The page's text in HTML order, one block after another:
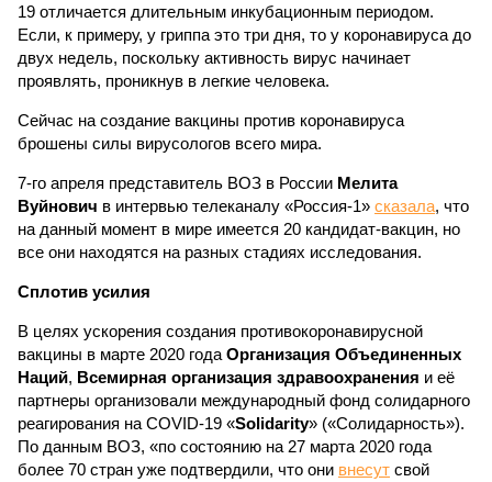
19 отличается длительным инкубационным периодом.
Если, к примеру, у гриппа это три дня, то у коронавируса до
двух недель, поскольку активность вирус начинает
проявлять, проникнув в легкие человека.
Сейчас на создание вакцины против коронавируса
брошены силы вирусологов всего мира.
7-го апреля представитель ВОЗ в России Мелита
Вуйнович в интервью телеканалу «Россия-1» сказала, что
на данный момент в мире имеется 20 кандидат-вакцин, но
все они находятся на разных стадиях исследования.
Сплотив усилия
В целях ускорения создания противокоронавирусной
вакцины в марте 2020 года Организация Объединенных
Наций, Всемирная организация здравоохранения и её
партнеры организовали международный фонд солидарного
реагирования на COVID-19 «Solidarity» («Солидарность»).
По данным ВОЗ, «по состоянию на 27 марта 2020 года
более 70 стран уже подтвердили, что они внесут свой